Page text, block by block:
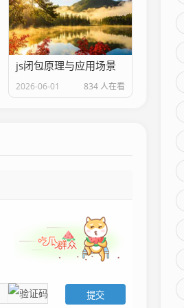
js闭包原理与应用场景
2026-06-01 834 人在看